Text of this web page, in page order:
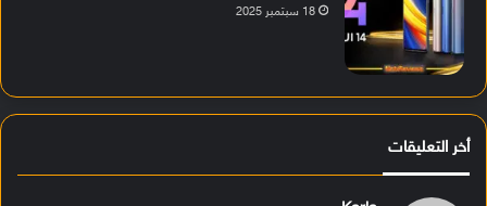
18 سبتمبر 2025
أخر التعليقات